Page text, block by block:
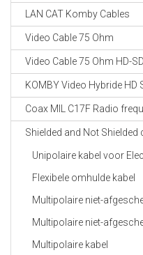
LAN CAT Komby Cables
Video Cable 75 Ohm
Video Cable 75 Ohm HD-
KOMBY Video Hybride HD
Coax MIL C17F Radio
Shielded and Not
Unipolaire kabel voor
Flexibele omhulde kabel
Multipolaire niet-
Multipolaire niet-
Multipolaire kabel